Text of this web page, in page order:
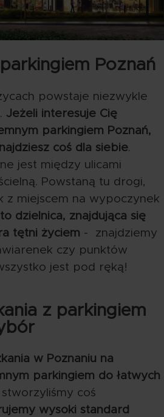
Poznań
powstaje niezwykle
Jeżeli interesuje Cię
parkingiem Poznań,
coś dla siebie.
jest między ulicami
Powstaną tu drogi,
z miejscem na wypoczynek
dzielnica, znajdująca się
tętni życiem - znajdziemy
czy punktów
jest pod ręką!
z parkingiem
w Poznaniu na
parkingiem do łatwych
coś
wysoki standard